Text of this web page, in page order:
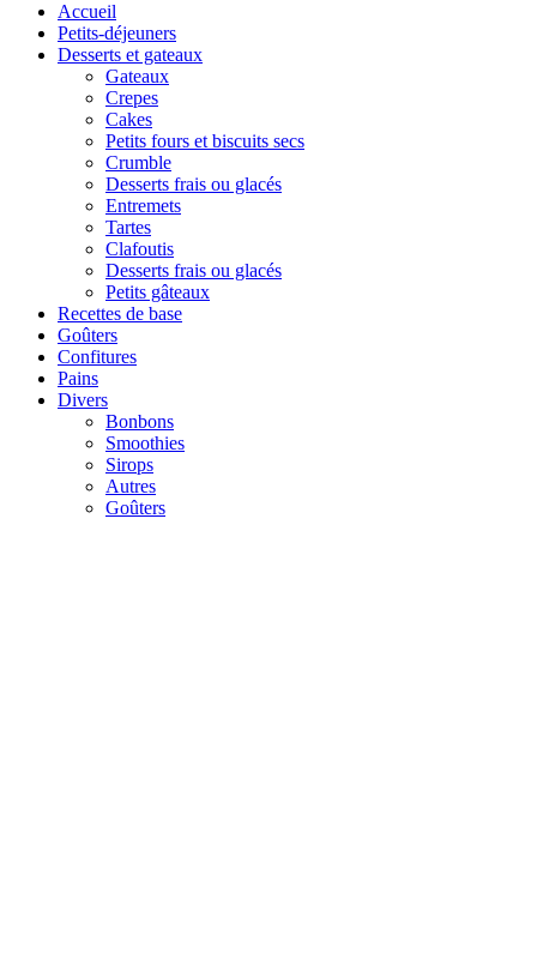
Accueil
Petits-déjeuners
Desserts et gateaux
Gateaux
Crepes
Cakes
Petits fours et biscuits secs
Crumble
Desserts frais ou glacés
Entremets
Tartes
Clafoutis
Desserts frais ou glacés
Petits gâteaux
Recettes de base
Goûters
Confitures
Pains
Divers
Bonbons
Smoothies
Sirops
Autres
Goûters